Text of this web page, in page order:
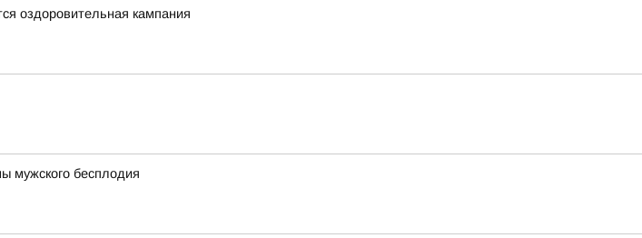
оздоровительная кампания
мужского бесплодия